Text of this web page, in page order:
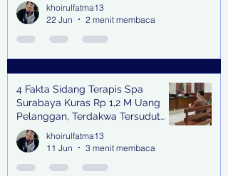
dan Pengendali Banjir
khoirulfatma13
22 Jun
2 menit membaca
4 Fakta Sidang Terapis Spa
Surabaya Kuras Rp 1,2 M Uang
Pelanggan, Terdakwa Tersudut
oleh Keterangan Saksi Kunci
khoirulfatma13
11 Jun
3 menit membaca